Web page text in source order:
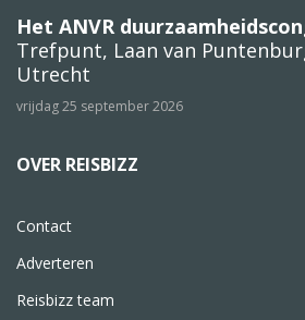
Het ANVR
Trefpunt, Laan van
Utrecht
vrijdag 25 september 2026
OVER REISBIZZ
Contact
Adverteren
Reisbizz team